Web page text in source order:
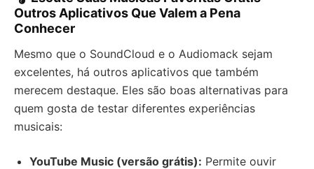
Outros Aplicativos Que Valem a Pena
Conhecer
Mesmo que o SoundCloud e o Audiomack sejam
excelentes, há outros aplicativos que também
merecem destaque. Eles são boas alternativas para
quem gosta de testar diferentes experiências
musicais:
YouTube Music (versão grátis): Permite ouvir